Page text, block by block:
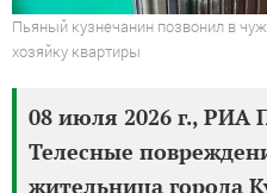
Пьяный кузнечанин позвонил в
хозяйку квартиры
08 июля 2026 г., РИА
Телесные
жительница города